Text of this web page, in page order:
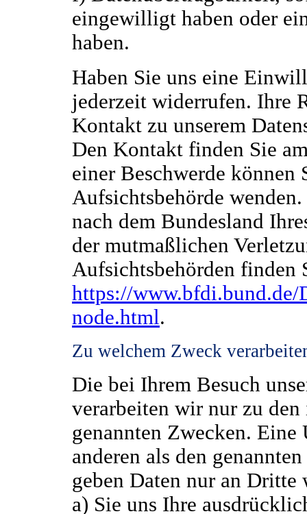
eingewilligt haben oder
haben.
Haben Sie uns eine
jederzeit widerrufen. Ihre
Kontakt zu unserem
Den Kontakt finden Sie
einer Beschwerde können
Aufsichtsbehörde
nach dem Bundesland
der mutmaßlichen
Aufsichtsbehörden finden
https://
node.html.
Zu welchem Zweck
Die bei Ihrem Besuch
verarbeiten wir nur zu
genannten Zwecken.
anderen als den
geben Daten nur an Dritte
a) Sie uns Ihre